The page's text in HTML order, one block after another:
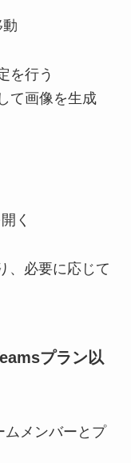
動
を行う
て画像を生成
く
、必要に応じて
プラン以
ムメンバーとプ